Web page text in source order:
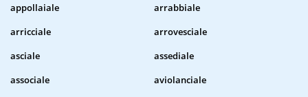
appollaiale
arrabbiale
arricciale
arrovesciale
asciale
assediale
associale
aviolanciale